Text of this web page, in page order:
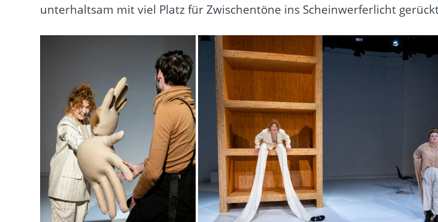
unterhaltsam mit viel Platz für Zwischentöne ins Scheinwerferlicht